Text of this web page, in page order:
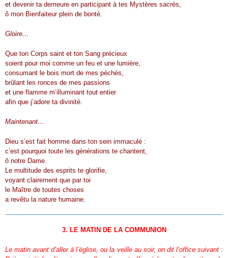
et devenir ta demeure en participant à tes Mystères sacrés,
ô mon Bienfaiteur plein de bonté.
Gloire…
Que ton Corps saint et ton Sang précieux
soient pour moi comme un feu et une lumière,
consumant le bois mort de mes péchés,
brûlant les ronces de mes passions
et une flamme m’illuminant tout entier
afin que j’adore ta divinité.
Maintenant…
Dieu s’est fait homme dans ton sein immaculé :
c’est pourquoi toute les générations te chantent,
ô notre Dame.
Le multitude des esprits te glorifie,
voyant clairement que par toi
le Maître de toutes choses
a revêtu la nature humaine.
3. LE MATIN DE LA COMMUNION
Le matin avant d’aller à l’église, ou la veille au soir, on dit l’office suivant :